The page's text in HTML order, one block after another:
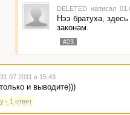
DELETED написал
Нээ братуха,
законам.
#23
в 15:43
и выводите)))
- 1 ответ